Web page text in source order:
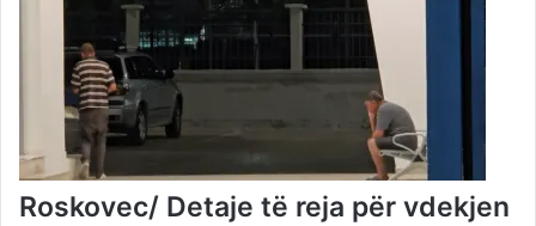
Roskovec/ Detaje të reja për vdekjen